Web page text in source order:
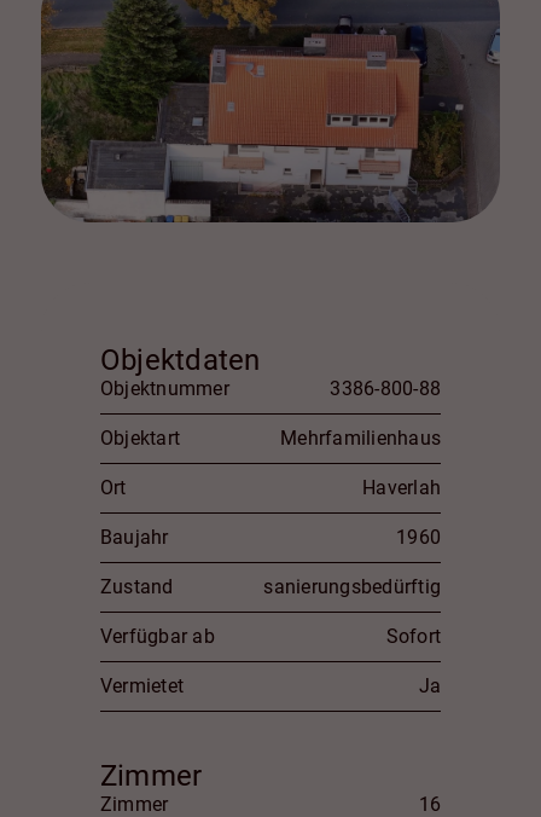
Objektdaten
Objektnummer 3386-800-88
Objektart Mehrfamilienhaus
Ort Haverlah
Baujahr 1960
Zustand sanierungsbedürftig
Verfügbar ab Sofort
Vermietet Ja
Zimmer
Zimmer 16